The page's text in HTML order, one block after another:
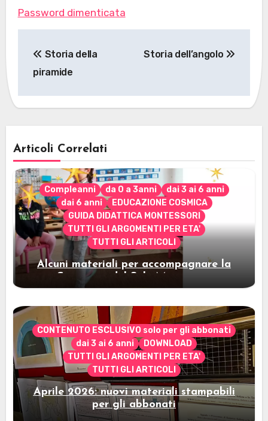
Password dimenticata
articoli
Storia della
piramide
Storia dell’angolo
Articoli Correlati
Compleanni da 0 a 3anni
dai 3 ai 6 anni
dai 6 anni
EDUCAZIONE COSMICA
GUIDA DIDATTICA MONTESSORI
TUTTI GLI ARGOMENTI PER ETA'
TUTTI GLI ARTICOLI
Alcuni materiali per accompagnare la
Cerimonia del Sole Montessori
CONTENUTO ESCLUSIVO solo per gli abbonati
dai 3 ai 6 anni
DOWNLOAD
TUTTI GLI ARGOMENTI PER ETA'
TUTTI GLI ARTICOLI
Aprile 2026: nuovi materiali stampabili
per gli abbonati